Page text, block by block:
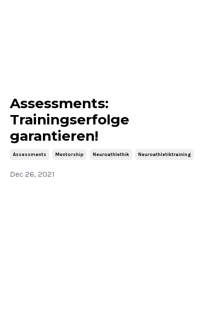
Assessments:
Trainingserfolge
garantieren!
Assessments Mentorship Neuroathlethik Neuroathletiktraining
Dec 26, 2021